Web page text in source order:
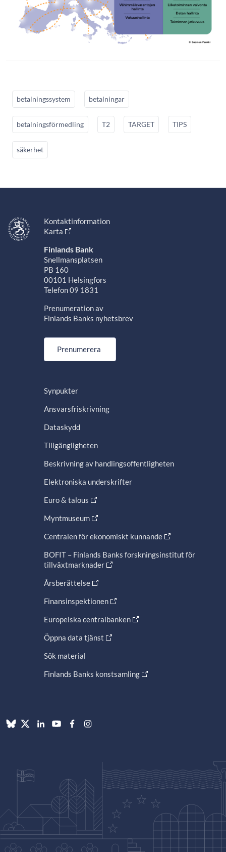
betalningssystem betalningar
betalningsförmedling T2 TARGET TIPS
säkerhet
Kontaktinformation
Karta
Finlands Bank
Snellmansplatsen
PB 160
00101 Helsingfors
Telefon 09 1831
Prenumeration av
Finlands Banks nyhetsbrev
Prenumerera
Synpukter
Ansvarsfriskrivning
Dataskydd
Tillgängligheten
Beskrivning av handlingsoffentligheten
Elektroniska underskrifter
Euro & talous
Myntmuseum
Centralen för ekonomiskt kunnande
BOFIT – Finlands Banks forskningsinstitut för
tillväxtmarknader
Årsberättelse
Finansinspektionen
Europeiska centralbanken
Öppna data tjänst
Sök material
Finlands Banks konstsamling